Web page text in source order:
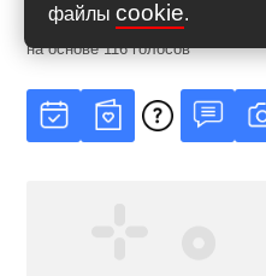
файлы cookie.
4.92из5
на основе116голосов